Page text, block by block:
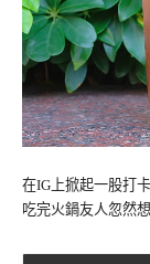
在IG上掀起一股打
吃完火鍋友人忽然